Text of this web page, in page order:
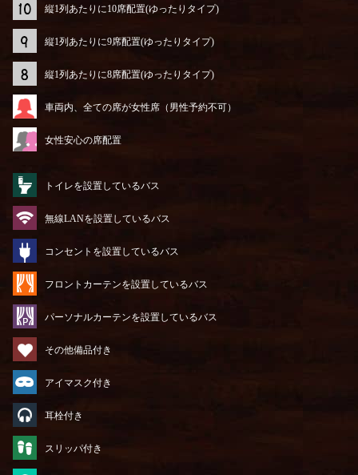
縦1列あたりに10席配置(ゆったりタイプ)
縦1列あたりに9席配置(ゆったりタイプ)
縦1列あたりに8席配置(ゆったりタイプ)
車両内、全ての席が女性席（男性予約不可）
女性安心の席配置
トイレを設置しているバス
無線LANを設置しているバス
コンセントを設置しているバス
フロントカーテンを設置しているバス
パーソナルカーテンを設置しているバス
その他備品付き
アイマスク付き
耳栓付き
スリッパ付き